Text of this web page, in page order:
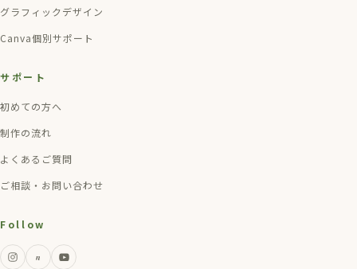
グラフィックデザイン
Canva個別サポート
サポート
初めての方へ
制作の流れ
よくあるご質問
ご相談・お問い合わせ
Follow
n